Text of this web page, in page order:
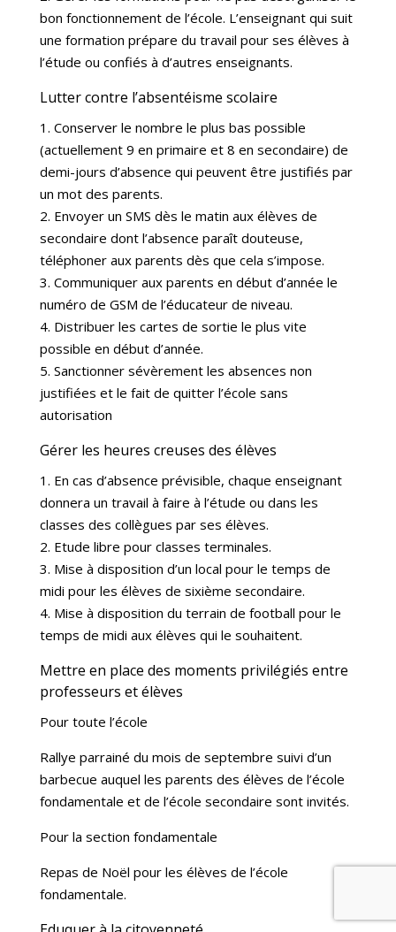
bon fonctionnement de l’école. L’enseignant qui suit
une formation prépare du travail pour ses élèves à
l’étude ou confiés à d’autres enseignants.
Lutter contre l’absentéisme scolaire
1. Conserver le nombre le plus bas possible
(actuellement 9 en primaire et 8 en secondaire) de
demi-jours d’absence qui peuvent être justifiés par
un mot des parents.
2. Envoyer un SMS dès le matin aux élèves de
secondaire dont l’absence paraît douteuse,
téléphoner aux parents dès que cela s’impose.
3. Communiquer aux parents en début d’année le
numéro de GSM de l’éducateur de niveau.
4. Distribuer les cartes de sortie le plus vite
possible en début d’année.
5. Sanctionner sévèrement les absences non
justifiées et le fait de quitter l’école sans
autorisation
Gérer les heures creuses des élèves
1. En cas d’absence prévisible, chaque enseignant
donnera un travail à faire à l’étude ou dans les
classes des collègues par ses élèves.
2. Etude libre pour classes terminales.
3. Mise à disposition d’un local pour le temps de
midi pour les élèves de sixième secondaire.
4. Mise à disposition du terrain de football pour le
temps de midi aux élèves qui le souhaitent.
Mettre en place des moments privilégiés entre
professeurs et élèves
Pour toute l’école
Rallye parrainé du mois de septembre suivi d’un
barbecue auquel les parents des élèves de l’école
fondamentale et de l’école secondaire sont invités.
Pour la section fondamentale
Repas de Noël pour les élèves de l’école
fondamentale.